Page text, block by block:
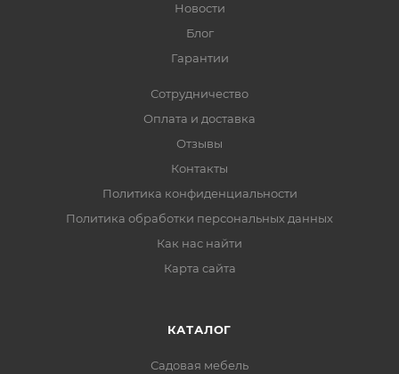
Новости
Блог
Гарантии
Сотрудничество
Оплата и доставка
Отзывы
Контакты
Политика конфиденциальности
Политика обработки персональных данных
Как нас найти
Карта сайта
КАТАЛОГ
Садовая мебель